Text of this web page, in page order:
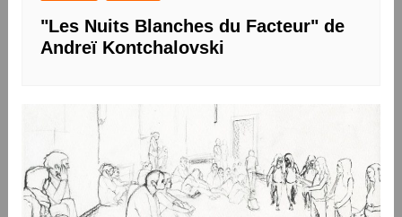
"Les Nuits Blanches du Facteur" de
Andreï Kontchalovski